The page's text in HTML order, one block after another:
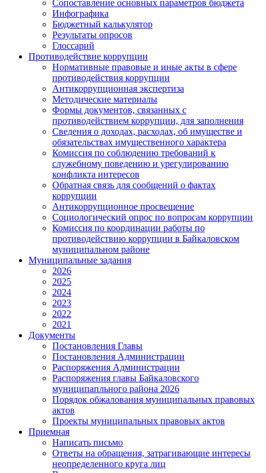
Сопоставление основных параметров бюджета
Инфографика
Бюджетный калькулятор
Результаты опросов
Глоссарий
Противодействие коррупции
Нормативные правовые и иные акты в сфере
противодействия коррупции
Антикоррупционная экспертиза
Методические материалы
Формы документов, связанных с
противодействием коррупции, для заполнения
Сведения о доходах, расходах, об имуществе и
обязательствах имущественного характера
Комиссия по соблюдению требований к
служебному поведению и урегулированию
конфликта интересов
Обратная связь для сообщений о фактах
коррупции
Антикоррупционное просвещение
Социологический опрос по вопросам коррупции
Комиссия по координации работы по
противодействию коррупции в Байкаловском
муниципальном районе
Муниципальные задания
2026
2025
2024
2023
2022
2021
Документы
Постановления Главы
Постановления Администрации
Распоряжения Администрации
Распоряжения главы Байкаловского
муниципапльного района 2026
Порядок обжалования муниципальных правовых
актов
Проекты муниципальных правовых актов
Приемная
Написать письмо
Ответы на обращения, затрагивающие интересы
неопределенного круга лиц